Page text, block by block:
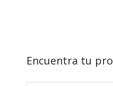
Encuentra tu